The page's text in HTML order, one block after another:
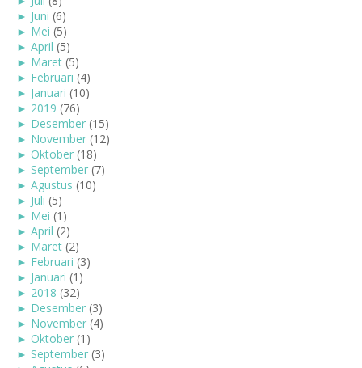
► Juni (6)
► Mei (5)
► April (5)
► Maret (5)
► Februari (4)
► Januari (10)
► 2019 (76)
► Desember (15)
► November (12)
► Oktober (18)
► September (7)
► Agustus (10)
► Juli (5)
► Mei (1)
► April (2)
► Maret (2)
► Februari (3)
► Januari (1)
► 2018 (32)
► Desember (3)
► November (4)
► Oktober (1)
► September (3)